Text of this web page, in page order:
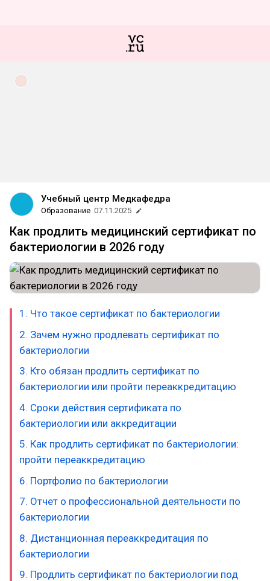
Учебный центр Медкафедра
Образование 07.11.2025
Как продлить медицинский сертификат по
бактериологии в 2026 году
1. Что такое сертификат по бактериологии
2. Зачем нужно продлевать сертификат по
бактериологии
3. Кто обязан продлить сертификат по
бактериологии или пройти переаккредитацию
4. Сроки действия сертификата по
бактериологии или аккредитации
5. Как продлить сертификат по бактериологии:
пройти переаккредитацию
6. Портфолио по бактериологии
7. Отчет о профессиональной деятельности по
бактериологии
8. Дистанционная переаккредитация по
бактериологии
9. Продлить сертификат по бактериологии под